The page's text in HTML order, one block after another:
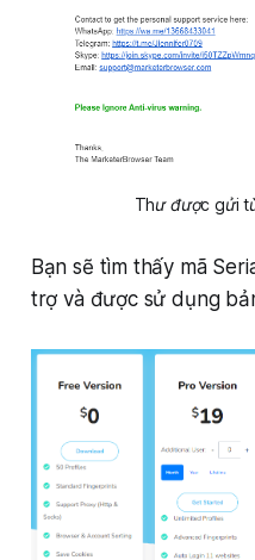
Thư được gửi
Bạn sẽ tìm thấy mã
trợ và được sử dụng